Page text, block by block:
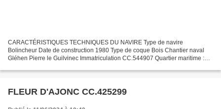
CARACTÉRISTIQUES TECHNIQUES DU NAVIRE Type de navire
Bolincheur Date de construction 1980 Type de coque Bois Chantier naval
Gléhen Pierre le Guilvinec Immatriculation CC.544907 Quartier maritime :
FLEUR D'AJONC CC.425299